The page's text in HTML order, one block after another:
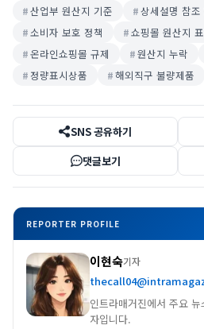
산업부 원산지 기준
상세설명 참조
소비자 보호 정책
쇼핑몰 원산지
온라인쇼핑몰 규제
원산지 누락
정량표시상품
해외직구 불량제품
SNS 공유하기
댓글보기
REPORTER PROFILE
이현숙기자
인트라매거진에서 주요
자입니다.